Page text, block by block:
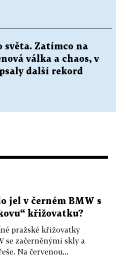
světa. Zatímco na
válka a chaos, v
další rekord
jel v černém BMW s
křižovatku?
pražské křižovatky
začerněnými skly a
Na červenou...